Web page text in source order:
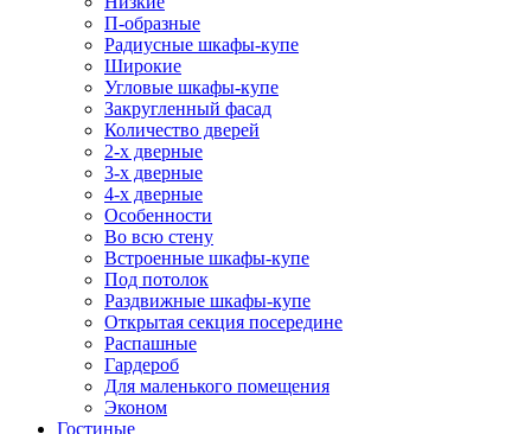
П-образные
Радиусные шкафы-купе
Широкие
Угловые шкафы-купе
Закругленный фасад
Количество дверей
2-х дверные
3-х дверные
4-х дверные
Особенности
Во всю стену
Встроенные шкафы-купе
Под потолок
Раздвижные шкафы-купе
Открытая секция посередине
Распашные
Гардероб
Для маленького помещения
Эконом
Гостиные